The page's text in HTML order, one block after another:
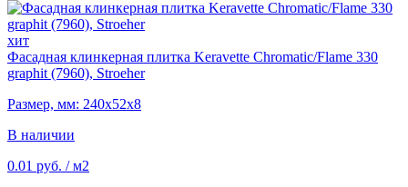
хит
Фасадная клинкерная плитка Keravette Chromatic/Flame 330
graphit (7960), Stroeher
Размер, мм: 240х52х8
В наличии
0.01 руб. / м2